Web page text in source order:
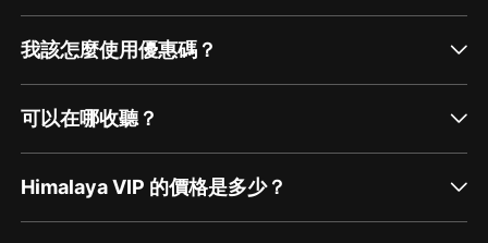
我該怎麼使用優惠碼？
可以在哪收聽？
Himalaya VIP 的價格是多少？